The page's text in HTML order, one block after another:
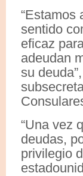
“Estamos
sentido
eficaz
adeudan
su
“Una vez
deudas,
privilegio